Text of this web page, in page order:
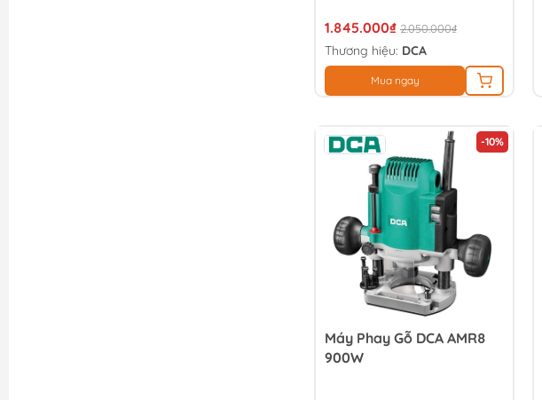
1.845.000₫ 2.050.000₫
Thương hiệu: DCA
Mua ngay
-10%
Máy Phay Gỗ DCA AMR8
900W